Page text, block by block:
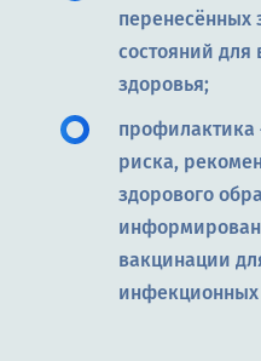
перенесённых
состояний для
здоровья;
профилактика
риска,
здорового
вакцинации